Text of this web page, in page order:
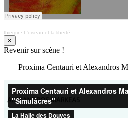
thiergir · L'oiseau et la liberté
×
Revenir sur scène !
Proxima Centauri et Alexandros